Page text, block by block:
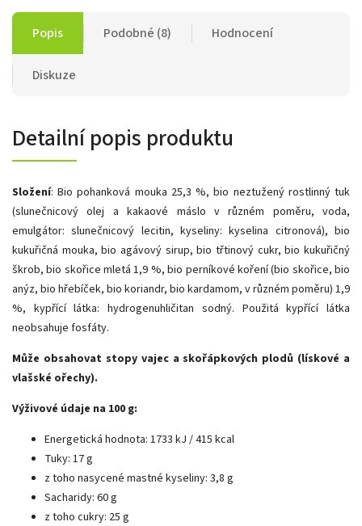
Popis Podobné (8) Hodnocení
Diskuze
Detailní popis produktu
Složení: Bio pohanková mouka 25,3 %, bio neztužený rostlinný tuk
(slunečnicový olej a kakaové máslo v různém poměru, voda,
emulgátor: slunečnicový lecitin, kyseliny: kyselina citronová), bio
kukuřičná mouka, bio agávový sirup, bio třtinový cukr, bio kukuřičný
škrob, bio skořice mletá 1,9 %, bio perníkové koření (bio skořice, bio
anýz, bio hřebíček, bio koriandr, bio kardamom, v různém poměru) 1,9
%, kypřící látka: hydrogenuhličitan sodný. Použitá kypřící látka
neobsahuje fosfáty.
Může obsahovat stopy vajec a skořápkových plodů (lískové a
vlašské ořechy).
Výživové údaje na 100 g:
Energetická hodnota: 1733 kJ / 415 kcal
Tuky: 17 g
z toho nasycené mastné kyseliny: 3,8 g
Sacharidy: 60 g
z toho cukry: 25 g